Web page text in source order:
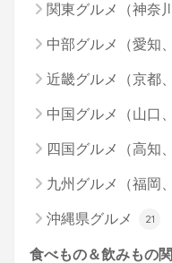
関東グルメ（神奈
中部グルメ（愛知
近畿グルメ（京都
中国グルメ（山口
四国グルメ（高知
九州グルメ（福岡
沖縄県グルメ 21
食べもの＆飲みもの